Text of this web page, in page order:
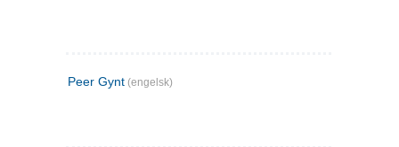
Peer Gynt (engelsk)